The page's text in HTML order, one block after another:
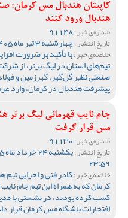
کاپیتان هندبال مس کرمان:
هندبال ورود کنند
شماره‌ی خبر :
تاریخ انتشار :چهارشنبه 3 تیر ماه 1405 ساعت 10:57
خلاصه‌ی خبر :با تأکید بر ضرورت
تیم‌های استان در لیگ برتر، از
صنعتی نظیر گل‌گهر، گهرزمین و
پیشرفت هندبال در کرمان، وارد
جام نایب قهرمانی لیگ برتر
مس قرار گرفت
شماره‌ی خبر :
تاریخ انتشار :
23:59
خلاصه‌ی خبر :کادر فنی و اجرایی
کرمان که به همراه این تیم جام
کسب کرده بودند، در نشستی با
افتخارات باشگاه مس کرمان قرار